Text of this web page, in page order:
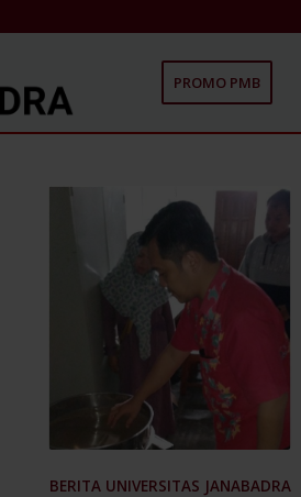
PROMO PMB
BERITA UNIVERSITAS JANABADRA